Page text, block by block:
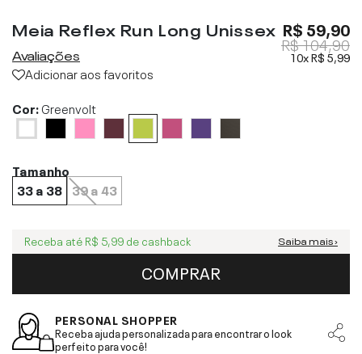
Meia Reflex Run Long Unissex
Avaliações
Adicionar aos favoritos
R$ 59,90
R$ 104,90
10xR$ 5,99
Cor:Greenvolt
Tamanho
33 a 38 39 a 43
Receba até R$ 5,99 de cashback Saiba mais ›
COMPRAR
PERSONAL SHOPPER
Receba ajuda personalizada para encontrar o look
perfeito para você!